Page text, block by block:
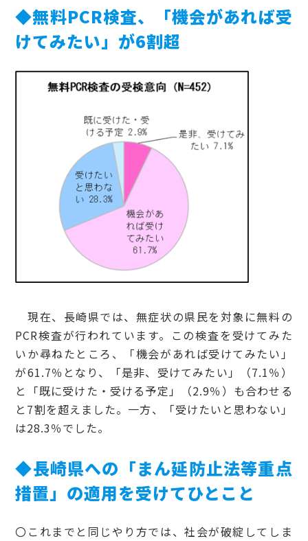
◆無料PCR検査、「機会があれば受
けてみたい」が6割超
現在、長崎県では、無症状の県民を対象に無料の
PCR検査が行われています。この検査を受けてみた
いか尋ねたところ、「機会があれば受けてみたい」
が61.7％となり、「是非、受けてみたい」（7.1％）
と「既に受けた・受ける予定」（2.9％）も合わせる
と7割を超えました。一方、「受けたいと思わない」
は28.3％でした。
◆長崎県への「まん延防止法等重点
措置」の適用を受けてひとこと
〇これまでと同じやり方では、社会が破綻してしま